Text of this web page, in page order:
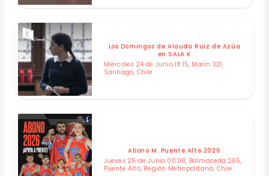
Los Domingos de Alauda Ruiz de Azúa
en SALA K
Miércoles 24 de Junio 18:15, Marín 321,
Santiago, Chile
Abono M. Puente Alto 2026
Jueves 25 de Junio 00:00, Balmaceda 265,
Puente Alto, Región Metropolitana, Chile